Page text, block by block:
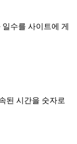
수를 사이트에 게
된 시간을 숫자로